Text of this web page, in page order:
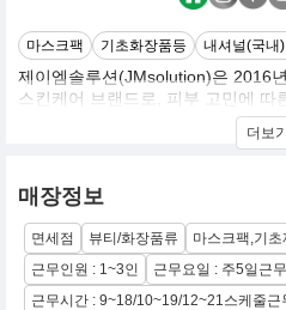
마스크팩 기초화장품등 내셔널(국내
제이엠솔루션(JMsolution)은 2016
스킨케어 브랜드로, 피부 고민에 따
을 목표로 합니다. 전 세계적으로
을 돌파했을 정도로 마스크팩 분야
더보기
매장정보
면세점 뷰티/화장품류 마스크팩,기
근무인원 : 1~3인
근무요일 : 주5일근무
근무시간 : 9~18/10~19/12~21스케줄근